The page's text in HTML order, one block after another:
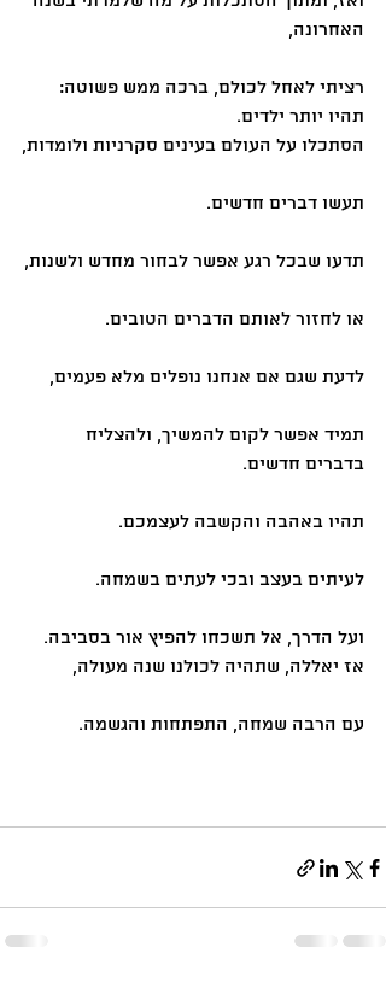
האחרונה,
רציתי לאחל לכולם, ברכה ממש פשוטה:
תהיו יותר ילדים.
הסתכלו על העולם בעינים סקרניות ולומדות,
תעשו דברים חדשים.
תדעו שבכל רגע אפשר לבחור מחדש ולשנות,
או לחזור לאותם הדברים הטובים.
לדעת שגם אם אנחנו נופלים מלא פעמים,
תמיד אפשר לקום להמשיך, ולהצליח
בדברים חדשים.
תהיו באהבה והקשבה לעצמכם.
לעיתים בעצב ובכי לעתים בשמחה.
ועל הדרך, אל תשכחו להפיץ אור בסביבה.
אז יאללה, שתהיה לכולנו שנה מעולה,
עם הרבה שמחה, התפתחות והגשמה.